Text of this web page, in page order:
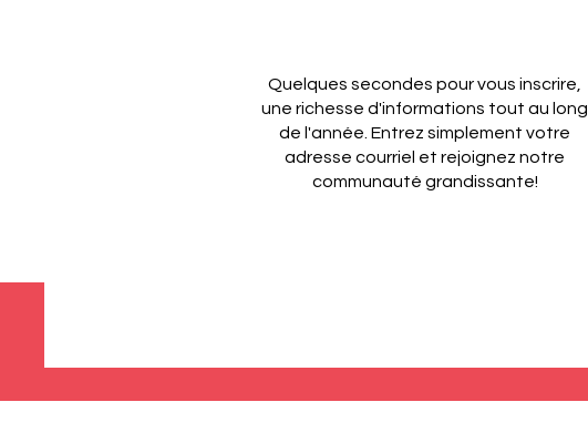
Quelques secondes pour vous inscrire,
une richesse d'informations tout au long
de l'année. Entrez simplement votre
adresse courriel et rejoignez notre
communauté grandissante!